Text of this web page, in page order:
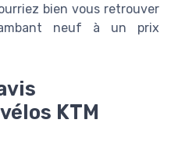
bien vous retrouver
neuf à un prix
KTM